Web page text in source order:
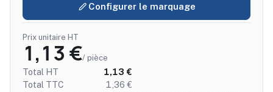
Configurer le marquage
Prix unitaire HT
1,13 €/ pièce
Total HT
1,13 €
Total TTC
1,36 €